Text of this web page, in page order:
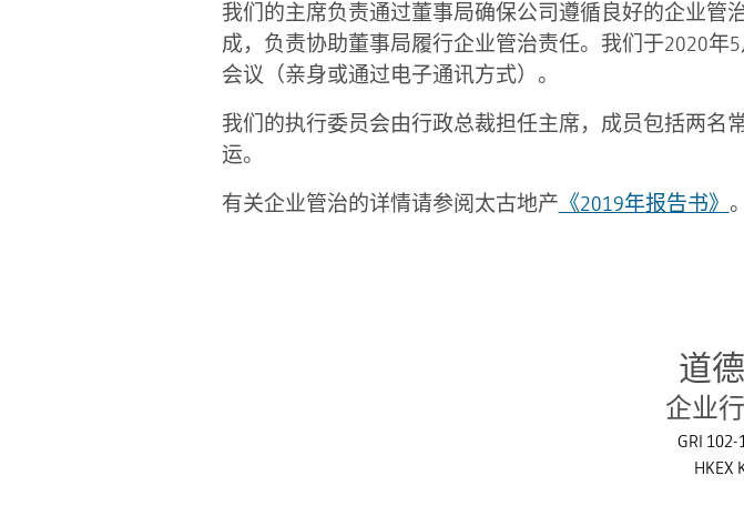
我们的主席负责通过董事局确保公司遵循良好的企业管
成，负责协助董事局履行企业管治责任。我们于2020
会议（亲身或通过电子通讯方式）。
我们的执行委员会由行政总裁担任主席，成员包括两名
运。
有关企业管治的详情请参阅太古地产 《2019年报告书》 。
道
企业
GRI 102-
HKEX